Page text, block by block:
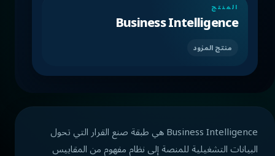
المنتج
Business Intelligence
منتج المزود
Business Intelligence هي طبقة صنع القرار التي تحول
البيانات التشغيلية للمنصة إلى نظام مفهوم من المقاييس